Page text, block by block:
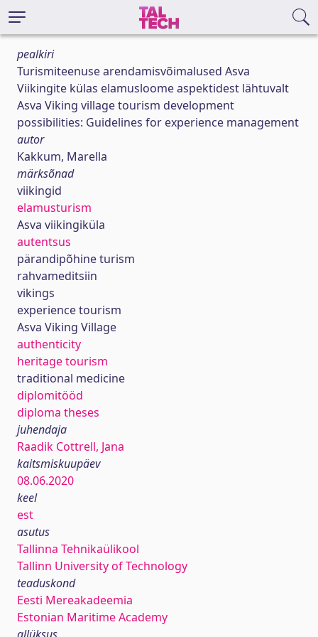
pealkiri
Turismiteenuse arendamisvõimalused Asva
Viikingite külas elamusloome aspektidest lähtuvalt
Asva Viking village tourism development
possibilities: Guidelines for experience management
autor
Kakkum, Marella
märksõnad
viikingid
elamusturism
Asva viikingiküla
autentsus
pärandipõhine turism
rahvameditsiin
vikings
experience tourism
Asva Viking Village
authenticity
heritage tourism
traditional medicine
diplomitööd
diploma theses
juhendaja
Raadik Cottrell, Jana
kaitsmiskuupäev
08.06.2020
keel
est
asutus
Tallinna Tehnikaülikool
Tallinn University of Technology
teaduskond
Eesti Mereakadeemia
Estonian Maritime Academy